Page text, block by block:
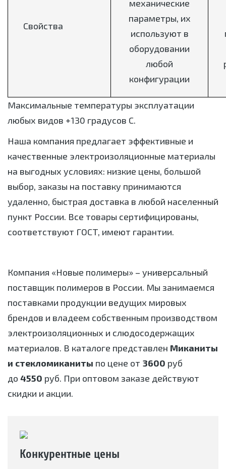
Свойства
механические
параметры, их
используют в
оборудовании
любой
конфигурации
Максимальные температуры эксплуатации
любых видов +130 градусов С.
Наша компания предлагает эффективные и
качественные электроизоляционные материалы
на выгодных условиях: низкие цены, большой
выбор, заказы на поставку принимаются
удаленно, быстрая доставка в любой населенный
пункт России. Все товары сертифицированы,
соответствуют ГОСТ, имеют гарантии.
Компания «Новые полимеры» – универсальный
поставщик полимеров в России. Мы занимаемся
поставками продукции ведущих мировых
брендов и владеем собственным производством
электроизоляционных и слюдосодержащих
материалов. В каталоге представлен Миканиты
и стекломиканиты по цене от 3600 руб
до 4550 руб. При оптовом заказе действуют
скидки и акции.
Конкурентные цены